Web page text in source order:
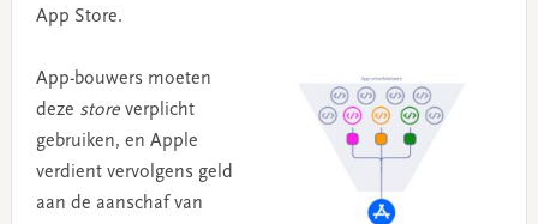
App Store.
App-bouwers moeten
deze storeverplicht
gebruiken, en Apple
verdient vervolgens geld
aan de aanschaf van